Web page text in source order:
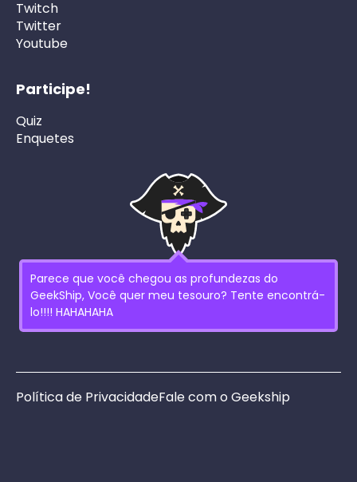
Twitch
Twitter
Youtube
Participe!
Quiz
Enquetes
Parece que você chegou as profundezas do
GeekShip, Você quer meu tesouro? Tente encontrá-
lo!!!! HAHAHAHA
Política de PrivacidadeFale com o Geekship